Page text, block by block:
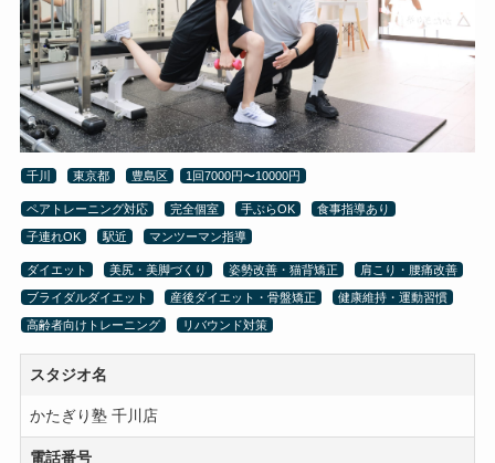
千川 東京都 豊島区 1回7000円〜10000円
ペアトレーニング対応 完全個室 手ぶらOK 食事指導あり
子連れOK 駅近 マンツーマン指導
ダイエット 美尻・美脚づくり 姿勢改善・猫背矯正 肩こり・腰痛改善
ブライダルダイエット 産後ダイエット・骨盤矯正 健康維持・運動習慣
高齢者向けトレーニング リバウンド対策
スタジオ名
かたぎり塾 千川店
電話番号